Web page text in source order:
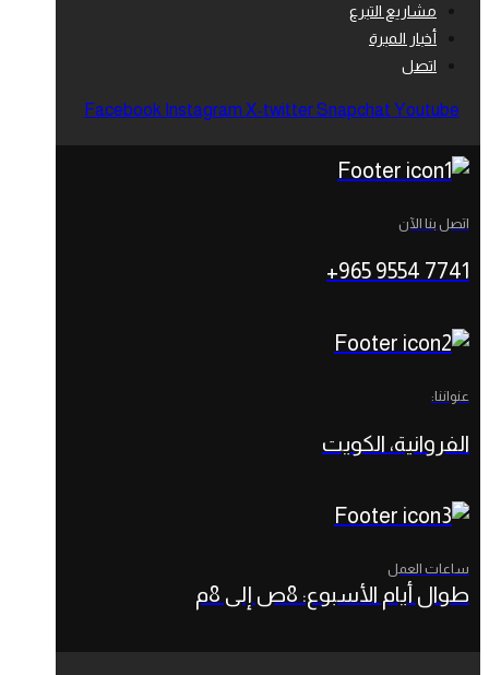
مشاريع التبرع
أخبار المبرة
اتصل
Facebook Instagram X-twitterSnapchat Youtube
اتصل بنا الآن
7741 9554 965+
عنواننا:
الفروانية، الكويت‎
ساعات العمل
طوال أيام الأسبوع: 8ص إلى 8م